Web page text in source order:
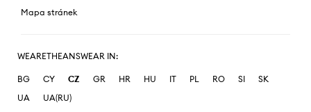
Mapa stránek
WEARETHEANSWEAR IN:
BG CY CZ GR HR HU IT PL RO SI
SK
UA
UA(RU)